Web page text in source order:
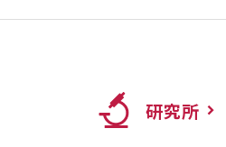
研究所